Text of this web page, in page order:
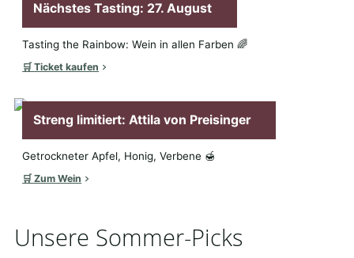
Nächstes Tasting: 27. August
Tasting the Rainbow: Wein in allen Farben 🌈
🛒 Ticket kaufen
Streng limitiert: Attila von Preisinger
Getrockneter Apfel, Honig, Verbene 🍯
🛒 Zum Wein
Unsere Sommer-Picks